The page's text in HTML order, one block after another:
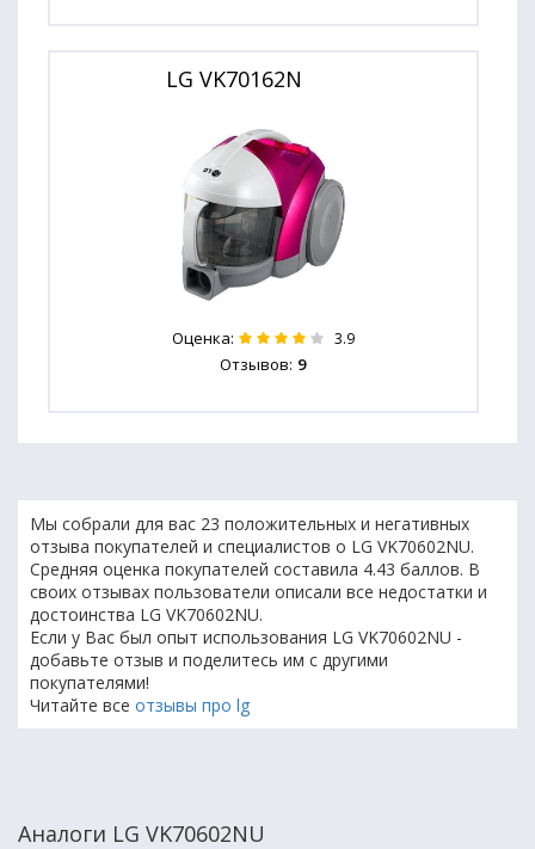
LG VK70162N
Оценка: 3.9
Отзывов: 9
Мы собрали для вас 23 положительных и негативных
отзыва покупателей и специалистов о LG VK70602NU.
Средняя оценка покупателей составила 4.43 баллов. В
своих отзывах пользователи описали все недостатки и
достоинства LG VK70602NU.
Если у Вас был опыт использования LG VK70602NU -
добавьте отзыв и поделитесь им с другими
покупателями!
Читайте все отзывы про lg
Аналоги LG VK70602NU